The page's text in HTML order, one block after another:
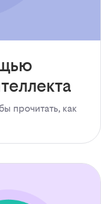
прочитать, как